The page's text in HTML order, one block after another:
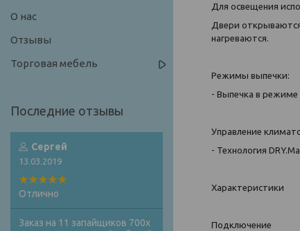
Для освещения
Двери открываются
нагреваются.
Режимы выпечки:
- Выпечка в режиме
Управление
- Технология
Характеристики
Подключение
О нас
Отзывы
Торговая мебель
Сергей
13.03.2019
Отлично
Заказ на 11 запайщиков 700х